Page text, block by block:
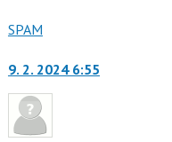
Nahlásit
jako
SPAM
9. 2. 2024 6:55